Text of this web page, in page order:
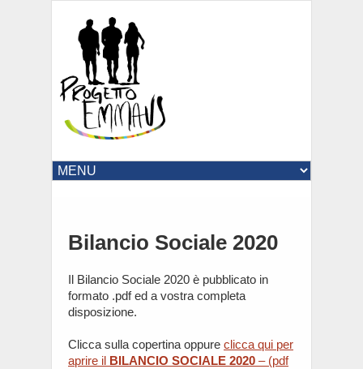
Bilancio Sociale 2020
Il Bilancio Sociale 2020 è pubblicato in
formato .pdf ed a vostra completa
disposizione.
Clicca sulla copertina oppure clicca qui per
aprire il BILANCIO SOCIALE 2020 – (pdf